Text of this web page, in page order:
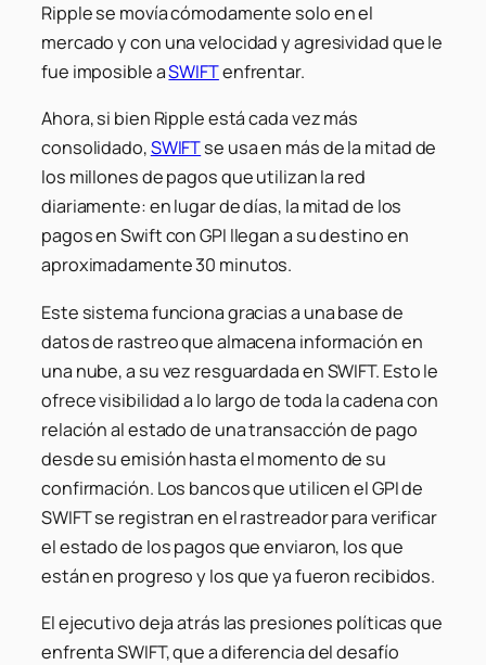
Ripple se movía cómodamente solo en el
mercado y con una velocidad y agresividad que le
fue imposible aSWIFTenfrentar.
Ahora, si bien Ripple está cada vez más
consolidado,SWIFTse usa en más de la mitad de
los millones de pagos que utilizan la red
diariamente: en lugar de días, la mitad de los
pagos en Swift con GPI llegan a su destino en
aproximadamente 30 minutos.
Este sistema funciona gracias a una base de
datos de rastreo que almacena información en
una nube, a su vez resguardada en SWIFT. Esto le
ofrece visibilidad a lo largo de toda la cadena con
relación al estado de una transacción de pago
desde su emisión hasta el momento de su
confirmación. Los bancos que utilicen el GPI de
SWIFT se registran en el rastreador para verificar
el estado de los pagos que enviaron, los que
están en progreso y los que ya fueron recibidos.
El ejecutivo deja atrás las presiones políticas que
enfrenta SWIFT, que a diferencia del desafío